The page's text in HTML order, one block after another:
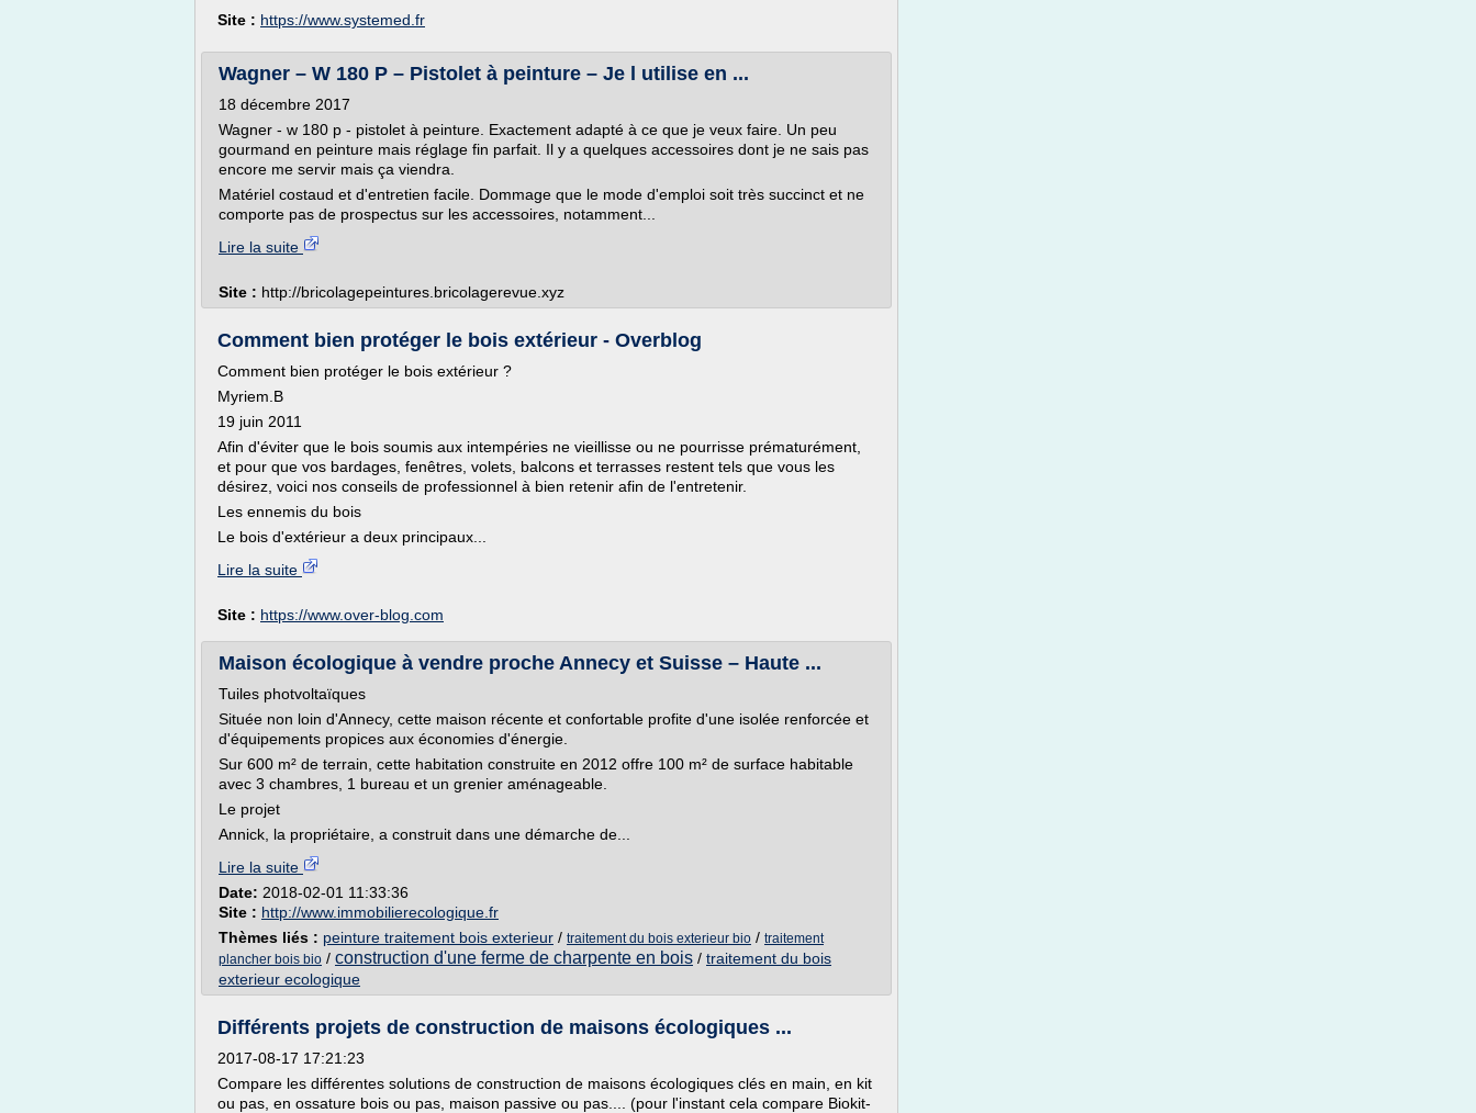
Site : https://www.systemed.fr
Wagner – W 180 P – Pistolet à peinture – Je l utilise en ...
18 décembre 2017
Wagner - w 180 p - pistolet à peinture. Exactement adapté à ce que je veux faire. Un peu
gourmand en peinture mais réglage fin parfait. Il y a quelques accessoires dont je ne sais pas
encore me servir mais ça viendra.
Matériel costaud et d'entretien facile. Dommage que le mode d'emploi soit très succinct et ne
comporte pas de prospectus sur les accessoires, notamment...
Lire la suite
Site : http://bricolagepeintures.bricolagerevue.xyz
Comment bien protéger le bois extérieur - Overblog
Comment bien protéger le bois extérieur ?
Myriem.B
19 juin 2011
Afin d'éviter que le bois soumis aux intempéries ne vieillisse ou ne pourrisse prématurément,
et pour que vos bardages, fenêtres, volets, balcons et terrasses restent tels que vous les
désirez, voici nos conseils de professionnel à bien retenir afin de l'entretenir.
Les ennemis du bois
Le bois d'extérieur a deux principaux...
Lire la suite
Site : https://www.over-blog.com
Maison écologique à vendre proche Annecy et Suisse – Haute ...
Tuiles photvoltaïques
Située non loin d'Annecy, cette maison récente et confortable profite d'une isolée renforcée et
d'équipements propices aux économies d'énergie.
Sur 600 m² de terrain, cette habitation construite en 2012 offre 100 m² de surface habitable
avec 3 chambres, 1 bureau et un grenier aménageable.
Le projet
Annick, la propriétaire, a construit dans une démarche de...
Lire la suite
Date: 2018-02-01 11:33:36
Site : http://www.immobilierecologique.fr
Thèmes liés : peinture traitement bois exterieur / traitement du bois exterieur bio / traitement
plancher bois bio / construction d'une ferme de charpente en bois / traitement du bois
exterieur ecologique
Différents projets de construction de maisons écologiques ...
2017-08-17 17:21:23
Compare les différentes solutions de construction de maisons écologiques clés en main, en kit
ou pas, en ossature bois ou pas, maison passive ou pas.... (pour l'instant cela compare Biokit-